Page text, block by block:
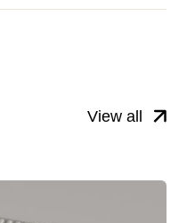
View all